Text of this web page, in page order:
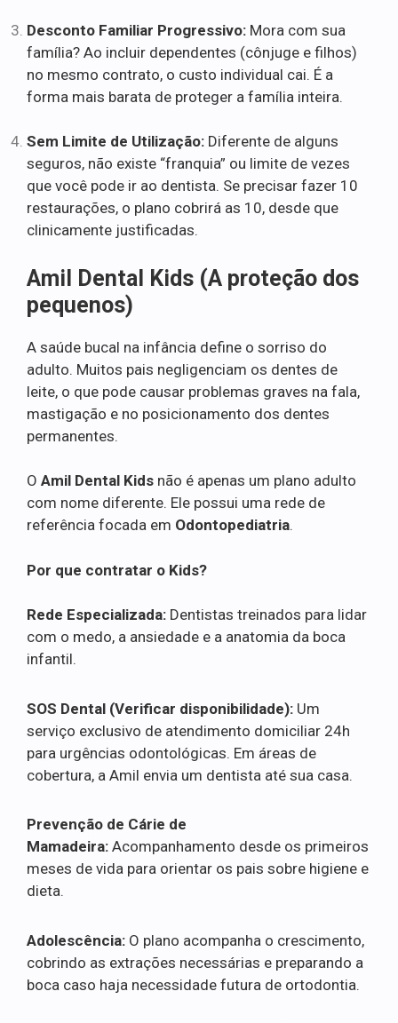
Desconto Familiar Progressivo: Mora com sua
família? Ao incluir dependentes (cônjuge e filhos)
no mesmo contrato, o custo individual cai. É a
forma mais barata de proteger a família inteira.
Sem Limite de Utilização: Diferente de alguns
seguros, não existe “franquia” ou limite de vezes
que você pode ir ao dentista. Se precisar fazer 10
restaurações, o plano cobrirá as 10, desde que
clinicamente justificadas.
Amil Dental Kids (A proteção dos
pequenos)
A saúde bucal na infância define o sorriso do
adulto. Muitos pais negligenciam os dentes de
leite, o que pode causar problemas graves na fala,
mastigação e no posicionamento dos dentes
permanentes.
O Amil Dental Kids não é apenas um plano adulto
com nome diferente. Ele possui uma rede de
referência focada em Odontopediatria.
Por que contratar o Kids?
Rede Especializada: Dentistas treinados para lidar
com o medo, a ansiedade e a anatomia da boca
infantil.
SOS Dental (Verificar disponibilidade): Um
serviço exclusivo de atendimento domiciliar 24h
para urgências odontológicas. Em áreas de
cobertura, a Amil envia um dentista até sua casa.
Prevenção de Cárie de
Mamadeira: Acompanhamento desde os primeiros
meses de vida para orientar os pais sobre higiene e
dieta.
Adolescência: O plano acompanha o crescimento,
cobrindo as extrações necessárias e preparando a
boca caso haja necessidade futura de ortodontia.